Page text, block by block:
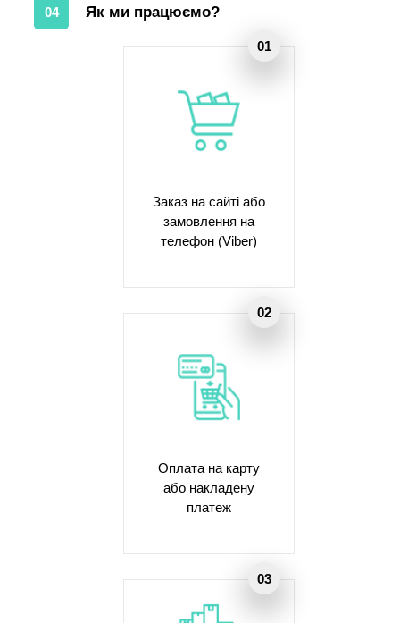
04 Як ми працюємо?
Заказ на сайті або
замовлення на
телефон (Viber)
Оплата на карту
або накладену
платеж